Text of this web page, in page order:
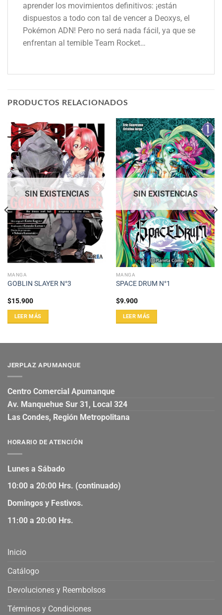
aprender los movimientos definitivos: ¡están
dispuestos a todo con tal de vencer a Deoxys, el
Pokémon ADN! Pero no será nada fácil, ya que se
enfrentan al temible Team Rocket…
PRODUCTOS RELACIONADOS
SIN EXISTENCIAS
MANGA
GOBLIN SLAYER N°3
$15.900
LEER MÁS
SIN EXISTENCIAS
MANGA
SPACE DRUM N°1
$9.900
LEER MÁS
JERPLAZ APUMANQUE
Centro Comercial Apumanque
Av. Manquehue Sur 31, Local 324
Las Condes, Región Metropolitana
HORARIO DE ATENCIÓN
Lunes a Sábado
10:00 a 20:00 Hrs. (continuado)
Domingos y Festivos.
11:00 a 20:00 Hrs.
Inicio
Catálogo
Devoluciones y Reembolsos
Términos y Condiciones